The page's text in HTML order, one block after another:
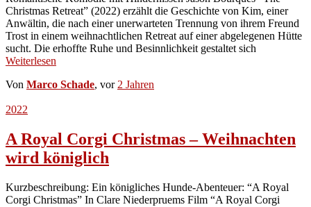
Christmas Retreat” (2022) erzählt die Geschichte von Kim, einer
Anwältin, die nach einer unerwarteten Trennung von ihrem Freund
Trost in einem weihnachtlichen Retreat auf einer abgelegenen Hütte
sucht. Die erhoffte Ruhe und Besinnlichkeit gestaltet sich
Weiterlesen
Von Marco Schade, vor 2 Jahren
2022
A Royal Corgi Christmas – Weihnachten
wird königlich
Kurzbeschreibung: Ein königliches Hunde-Abenteuer: “A Royal
Corgi Christmas” In Clare Niederpruems Film “A Royal Corgi